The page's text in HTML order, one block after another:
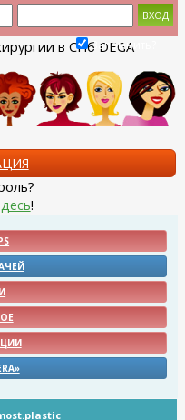
Запомнить?
!